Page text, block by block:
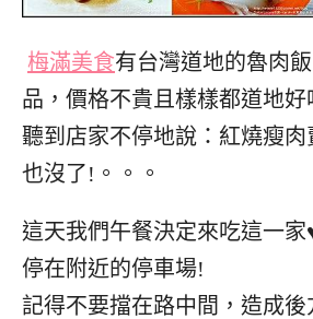
梅滿美食有台灣道地的魯肉
品，價格不貴且樣樣都道地
聽到店家不停地說：紅燒瘦
也沒了!。。。
這天我們午餐決定來吃這一
停在附近的停車場!
記得不要擋在路中間，造成